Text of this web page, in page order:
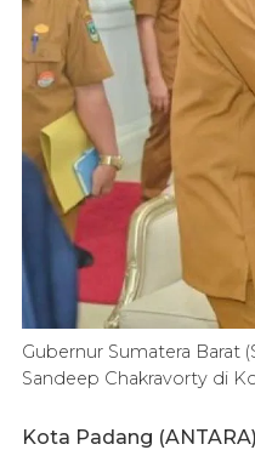
Gubernur Sumatera Barat
Sandeep Chakravorty di
Kota Padang